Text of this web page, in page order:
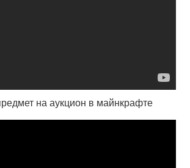
на аукцион в майнкрафте